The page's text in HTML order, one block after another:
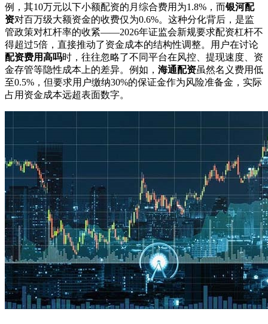
例，其10万元以下小额配资的月综合费用为1.8%，而银河配
资对百万级大额资金的收费仅为0.6%。这种分化背后，是监
管政策对杠杆率的收紧——2026年证监会新规要求配资杠杆不
得超过5倍，直接推动了资金成本的结构性调整。用户在讨论
配资费用高吗时，往往忽略了不同平台在风控、提现速度、资
金存管等隐性成本上的差异。例如， 海通配资虽然名义费用低
至0.5%，但要求用户缴纳30%的保证金作为风险准备金，实际
占用资金成本远超表面数字。